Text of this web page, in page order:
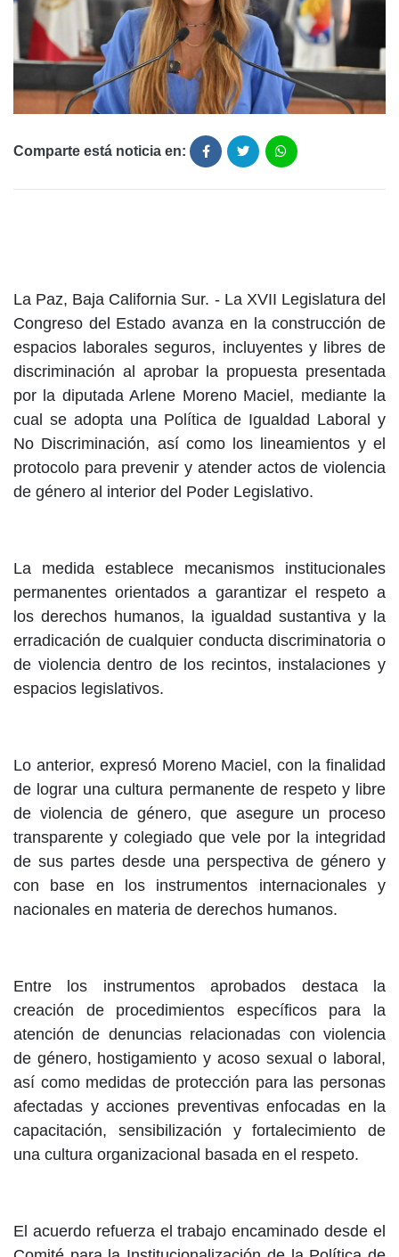
Comparte está noticia en:
La Paz, Baja California Sur. - La XVII Legislatura del
Congreso del Estado avanza en la construcción de
espacios laborales seguros, incluyentes y libres de
discriminación al aprobar la propuesta presentada
por la diputada Arlene Moreno Maciel, mediante la
cual se adopta una Política de Igualdad Laboral y
No Discriminación, así como los lineamientos y el
protocolo para prevenir y atender actos de violencia
de género al interior del Poder Legislativo.
La medida establece mecanismos institucionales
permanentes orientados a garantizar el respeto a
los derechos humanos, la igualdad sustantiva y la
erradicación de cualquier conducta discriminatoria o
de violencia dentro de los recintos, instalaciones y
espacios legislativos.
Lo anterior, expresó Moreno Maciel, con la finalidad
de lograr una cultura permanente de respeto y libre
de violencia de género, que asegure un proceso
transparente y colegiado que vele por la integridad
de sus partes desde una perspectiva de género y
con base en los instrumentos internacionales y
nacionales en materia de derechos humanos.
Entre los instrumentos aprobados destaca la
creación de procedimientos específicos para la
atención de denuncias relacionadas con violencia
de género, hostigamiento y acoso sexual o laboral,
así como medidas de protección para las personas
afectadas y acciones preventivas enfocadas en la
capacitación, sensibilización y fortalecimiento de
una cultura organizacional basada en el respeto.
El acuerdo refuerza el trabajo encaminado desde el